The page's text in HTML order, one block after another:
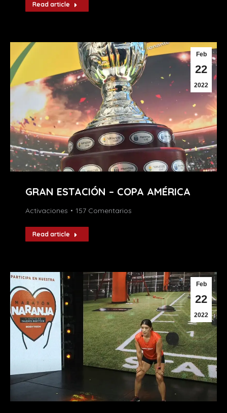
Read article
Feb
22
2022
GRAN ESTACIÓN – COPA AMÉRICA
Activaciones 157 Comentarios
Read article
Feb
22
2022